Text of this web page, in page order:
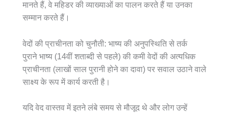
मानते हैं, वे महिडर की व्याख्याओं का पालन करते हैं या उनका
सम्मान करते हैं।
वेदों की प्राचीनता को चुनौती: भाष्य की अनुपस्थिति से तर्क
पुराने भाष्य (14वीं शताब्दी से पहले) की कमी वेदों की अत्यधिक
प्राचीनता (लाखों साल पुरानी होने का दावा) पर सवाल उठाने वाले
साक्ष्य के रूप में कार्य करती है।
यदि वेद वास्तव में इतने लंबे समय से मौजूद थे और लोग उन्हें